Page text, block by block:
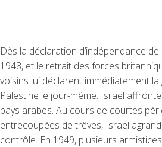
Dès la déclaration d’indépendance de
1948, et le retrait des forces
voisins lui déclarent immédiatement
Palestine le jour-même. Israël
pays arabes. Au cours de courtes
entrecoupées de trêves, Israël
contrôle. En 1949, plusieurs